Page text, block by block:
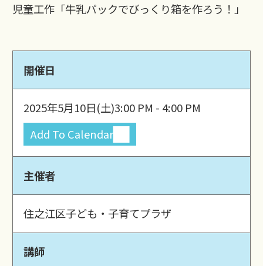
児童工作「牛乳パックでびっくり箱を作ろう！」
開催日
2025年5月10日(土)3:00 PM - 4:00 PM
Add To Calendar
主催者
住之江区子ども・子育てプラザ
講師